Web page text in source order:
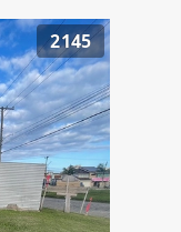
2145